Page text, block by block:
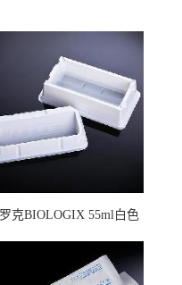
克BIOLOGIX 55ml白色
马射线灭菌25-0051